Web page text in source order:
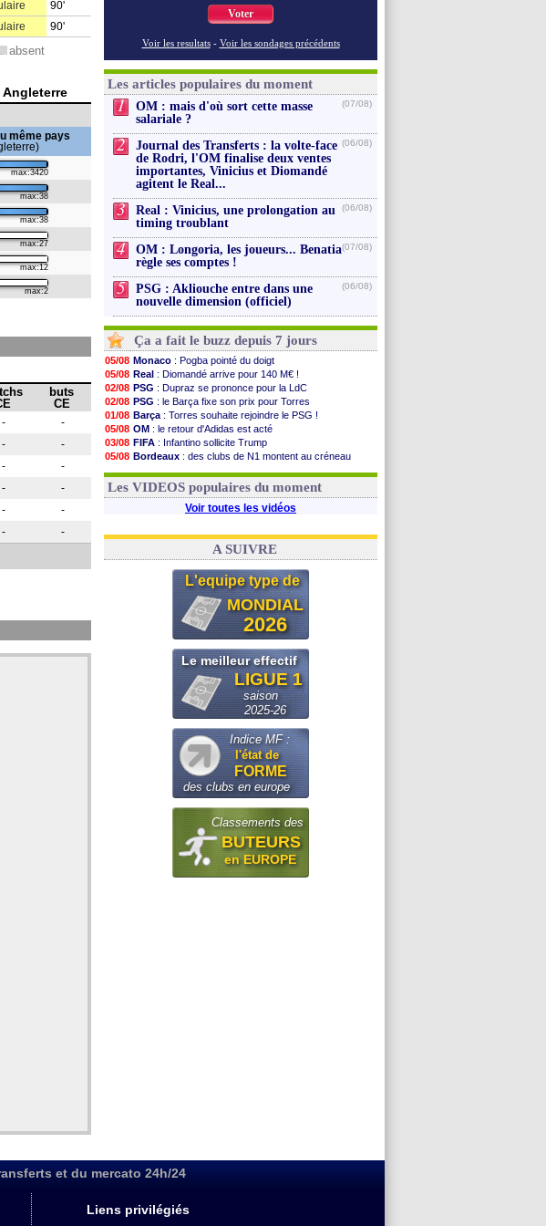
90'
90'
absent
même pays
max:3420
max:38
max:38
max:27
max:12
max:2
buts
CE
-
-
-
-
-
-
-
-
-
-
- -
Voter
Voir les resultats - Voir les sondages précédents
Les articles populaires du moment
1
OM : mais d'où sort cette masse
salariale ?
(07/08)
2
Journal des Transferts : la volte-face
de Rodri, l'OM finalise deux ventes
importantes, Vinicius et Diomandé
agitent le Real...
(06/08)
3
Real : Vinicius, une prolongation au
timing troublant
(06/08)
4
OM : Longoria, les joueurs... Benatia
règle ses comptes !
(07/08)
5
PSG : Akliouche entre dans une
nouvelle dimension (officiel)
(06/08)
Ça a fait le buzz depuis 7 jours
05/08 Monaco : Pogba pointé du doigt
05/08 Real : Diomandé arrive pour 140 M€ !
02/08 PSG : Dupraz se prononce pour la LdC
02/08 PSG : le Barça fixe son prix pour Torres
01/08 Barça : Torres souhaite rejoindre le PSG !
05/08 OM : le retour d'Adidas est acté
03/08 FIFA : Infantino sollicite Trump
05/08 Bordeaux : des clubs de N1 montent au créneau
03/08 Real: le démenti de Leipzig pour Diomandé
Les VIDEOS populaires du moment
Voir toutes les vidéos
A SUIVRE
L'equipe type de
MONDIAL
2026
Le meilleur effectif
LIGUE 1
saison
2025-26
Indice MF :
l'état de
FORME
des clubs en europe
Classements des
BUTEURS
en EUROPE
et du mercato 24h/24
Liens privilégiés